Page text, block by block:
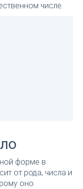
числе.
форме в
от рода, числа и
оно